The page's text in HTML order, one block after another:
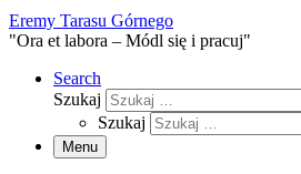
Eremy Tarasu Górnego
"Ora et labora – Módl się i pracuj"
Search
Szukaj
Szukaj
Menu